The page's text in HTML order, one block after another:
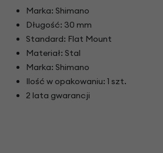
Marka: Shimano
Długość: 30 mm
Standard: Flat Mount
Materiał: Stal
Marka: Shimano
Ilość w opakowaniu: 1 szt.
2 lata gwarancji